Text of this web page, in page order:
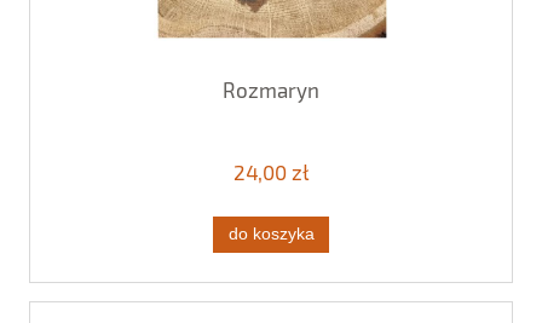
Rozmaryn
24,00 zł
do koszyka